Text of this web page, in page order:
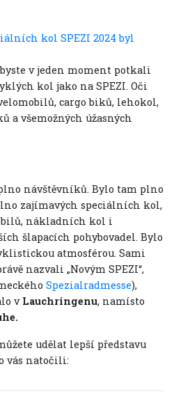
v jeden moment potkali
kol jako na SPEZI. Oči
cargo biků, lehokol,
a všemožných úžasných
návštěvníků. Bylo tam plno
zajímavých speciálních kol,
nákladních kol i
šlapacích pohybovadel. Bylo
atmosférou. Sami
nazvali „Novým SPEZI“,
Spezialradmesse),
v Lauchringenu, namísto
udělat lepší představu
vás natočili: